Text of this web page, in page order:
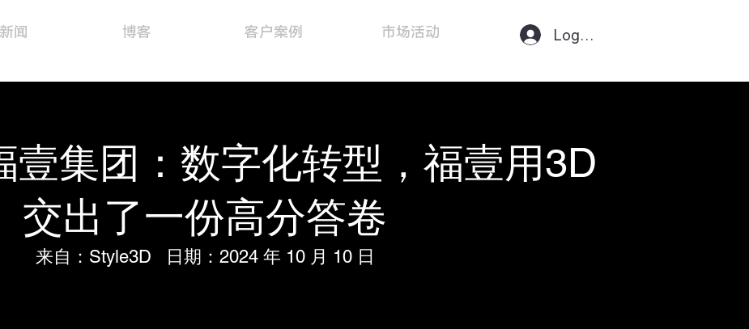
闻 博客 客户案例 市场活动 Log In
壹集团：数字化转型，福壹用3D
交出了一份高分答卷
来自：Style3D 日期：2024 年 10 月 10 日